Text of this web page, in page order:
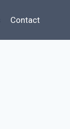
Contact